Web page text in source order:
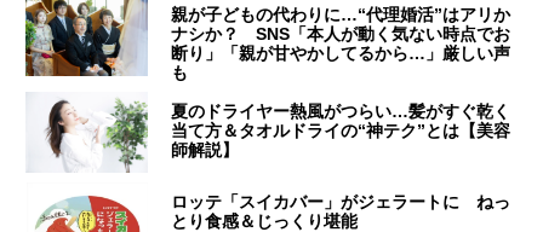
親が子どもの代わりに…“代理婚活”はアリか
ナシか？ SNS「本人が動く気ない時点でお
断り」「親が甘やかしてるから…」厳しい声
も
夏のドライヤー熱風がつらい…髪がすぐ乾く
当て方＆タオルドライの“神テク”とは【美容
師解説】
ロッテ「スイカバー」がジェラートに ねっ
とり食感＆じっくり堪能